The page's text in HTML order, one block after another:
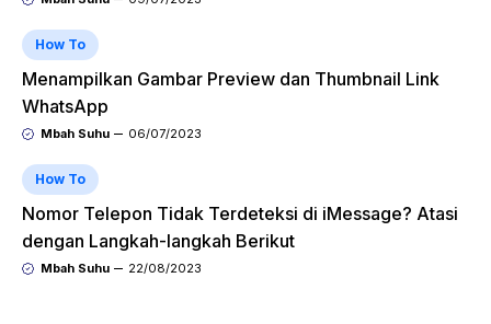
How To
Menampilkan Gambar Preview dan Thumbnail Link
WhatsApp
Mbah Suhu 06/07/2023
How To
Nomor Telepon Tidak Terdeteksi di iMessage? Atasi
dengan Langkah-langkah Berikut
Mbah Suhu 22/08/2023